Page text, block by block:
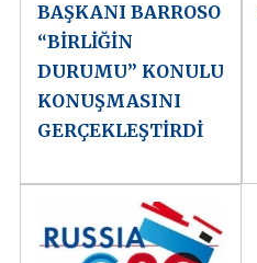
BAŞKANI BARROSO
“BİRLİĞİN
DURUMU” KONULU
KONUŞMASINI
GERÇEKLEŞTİRDİ